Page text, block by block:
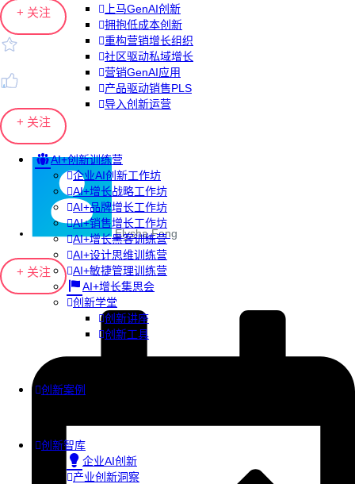
上马GenAI创新
拥抱低成本创新
重构营销增长组织
社区驱动私域增长
营销GenAI应用
产品驱动销售PLS
导入创新运营
AI+创新训练营
企业AI创新工作坊
AI+增长战略工作坊
AI+品牌增长工作坊
AI+销售增长工作坊
AI+增长黑客训练营
AI+设计思维训练营
AI+敏捷管理训练营
AI+增长集思会
创新学堂
创新讲座
创新工具
创新案例
创新智库
企业AI创新
产业创新洞察
+ 关注
+ 关注
Elysha Fang
+ 关注